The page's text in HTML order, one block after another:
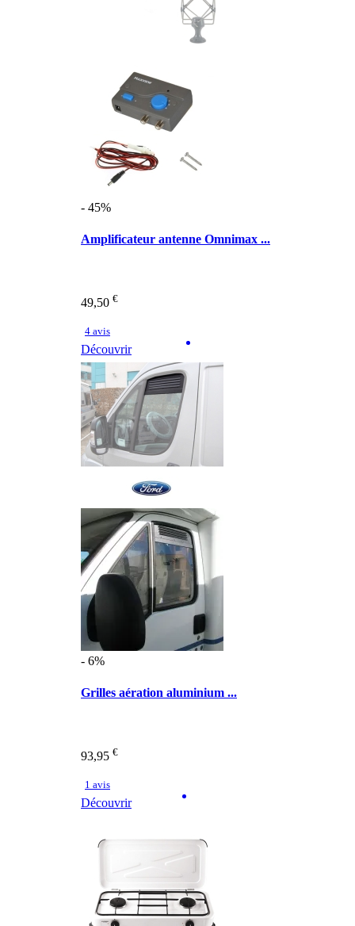
- 45%
Amplificateur antenne Omnimax ...
49,50 €
4 avis
Découvrir
- 6%
Grilles aération aluminium ...
93,95 €
1 avis
Découvrir